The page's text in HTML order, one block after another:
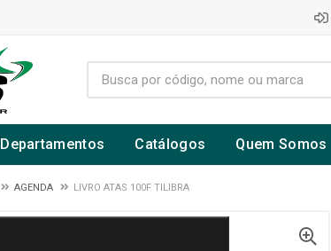
Departamentos Catálogos Quem Somos
AGENDA LIVRO ATAS 100F TILIBRA